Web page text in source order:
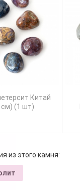
Китай
см) (1 шт)
из этого камня: